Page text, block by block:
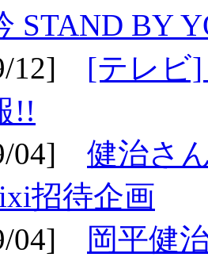
STAND BY
12] [テレビ]
!!
04] 健治さ
招待企画
04]
岡平健